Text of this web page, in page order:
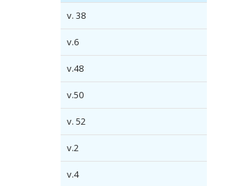
v. 38
v.6
v.48
v.50
v. 52
v.2
v.4